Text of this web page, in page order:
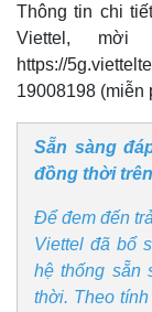
Thông tin chi
Viettel, mời
https://
19008198 (miễn
Sẵn sàng
đồng thời
Để đem đến
Viettel đã bổ
hệ thống sẵn
thời. Theo